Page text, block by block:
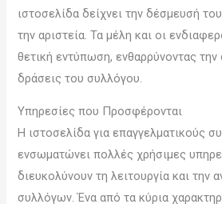
ιστοσελίδα δείχνει την δέσμευσή
την αριστεία. Τα μέλη και οι
θετική εντύπωση, ενθαρρύνοντας
δράσεις του συλλόγου.
Υπηρεσίες που Προσφέρονται
Η ιστοσελίδα για επαγγελματικούς
ενσωματώνει πολλές χρήσιμες
διευκολύνουν τη λειτουργία και την
συλλόγων. Ένα από τα κύρια